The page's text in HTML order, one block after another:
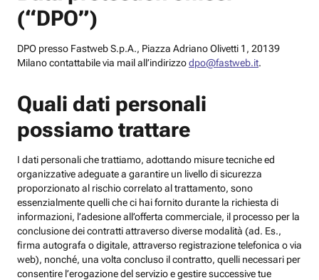
(“DPO”)
DPO presso Fastweb S.p.A., Piazza Adriano Olivetti 1, 20139
Milano contattabile via mail all’indirizzodpo@fastweb.it.
Quali dati personali
possiamo trattare
I dati personali che trattiamo, adottando misure tecniche ed
organizzative adeguate a garantire un livello di sicurezza
proporzionato al rischio correlato al trattamento, sono
essenzialmente quelli che ci hai fornito durante la richiesta di
informazioni, l’adesione all’offerta commerciale, il processo per la
conclusione dei contratti attraverso diverse modalità (ad. Es.,
firma autografa o digitale, attraverso registrazione telefonica o via
web), nonché, una volta concluso il contratto, quelli necessari per
consentire l’erogazione del servizio e gestire successive tue